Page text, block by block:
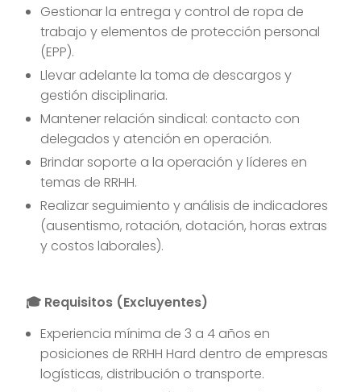
Gestionar la entrega y control de ropa de
trabajo y elementos de protección personal
(EPP).
Llevar adelante la toma de descargos y
gestión disciplinaria.
Mantener relación sindical: contacto con
delegados y atención en operación.
Brindar soporte a la operación y líderes en
temas de RRHH.
Realizar seguimiento y análisis de indicadores
(ausentismo, rotación, dotación, horas extras
y costos laborales).
🎓 Requisitos (Excluyentes)
Experiencia mínima de 3 a 4 años en
posiciones de RRHH Hard dentro de empresas
logísticas, distribución o transporte.